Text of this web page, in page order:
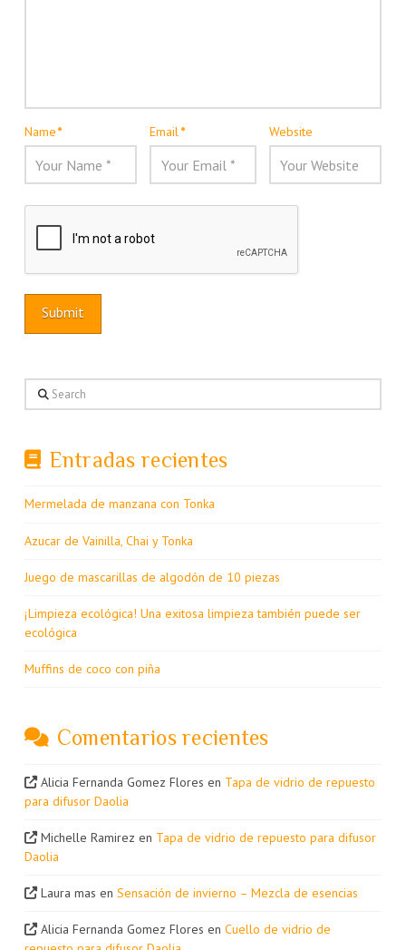
Name* Email* Website
Search
Entradas recientes
Mermelada de manzana con Tonka
Azucar de Vainilla, Chai y Tonka
Juego de mascarillas de algodón de 10 piezas
¡Limpieza ecológica! Una exitosa limpieza también puede ser
ecológica
Muffins de coco con piña
Comentarios recientes
Alicia Fernanda Gomez Flores en Tapa de vidrio de repuesto
para difusor Daolia
Michelle Ramirez en Tapa de vidrio de repuesto para difusor
Daolia
Laura mas enSensación de invierno – Mezcla de esencias
Alicia Fernanda Gomez Flores enCuello de vidrio de